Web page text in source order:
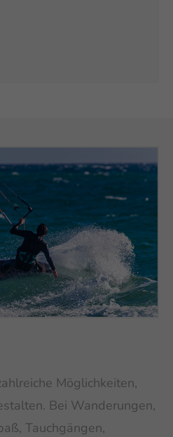
Möglichkeiten,
Bei Wanderungen,
Tauchgängen,